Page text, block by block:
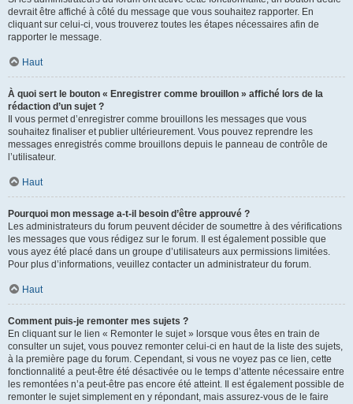
devrait être affiché à côté du message que vous souhaitez rapporter. En
cliquant sur celui-ci, vous trouverez toutes les étapes nécessaires afin de
rapporter le message.
Haut
À quoi sert le bouton « Enregistrer comme brouillon » affiché lors de la
rédaction d’un sujet ?
Il vous permet d’enregistrer comme brouillons les messages que vous
souhaitez finaliser et publier ultérieurement. Vous pouvez reprendre les
messages enregistrés comme brouillons depuis le panneau de contrôle de
l’utilisateur.
Haut
Pourquoi mon message a-t-il besoin d’être approuvé ?
Les administrateurs du forum peuvent décider de soumettre à des vérifications
les messages que vous rédigez sur le forum. Il est également possible que
vous ayez été placé dans un groupe d’utilisateurs aux permissions limitées.
Pour plus d’informations, veuillez contacter un administrateur du forum.
Haut
Comment puis-je remonter mes sujets ?
En cliquant sur le lien « Remonter le sujet » lorsque vous êtes en train de
consulter un sujet, vous pouvez remonter celui-ci en haut de la liste des sujets,
à la première page du forum. Cependant, si vous ne voyez pas ce lien, cette
fonctionnalité a peut-être été désactivée ou le temps d’attente nécessaire entre
les remontées n’a peut-être pas encore été atteint. Il est également possible de
remonter le sujet simplement en y répondant, mais assurez-vous de le faire